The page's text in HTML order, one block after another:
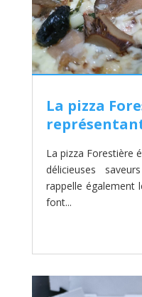
La pizza
La pizza Forestière
délicieuses
rappelle également
font...